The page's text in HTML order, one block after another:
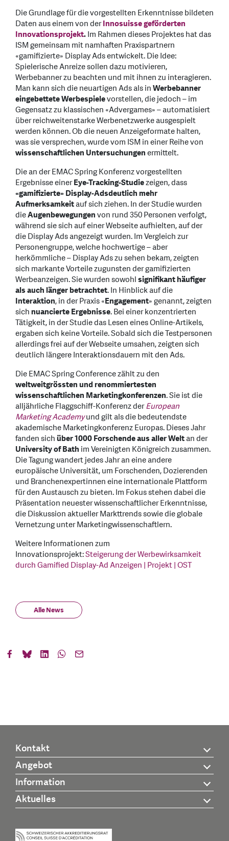
Die Grundlage für die vorgestellten Erkenntnisse bildeten
Daten aus einem von derInnosuisse geförderten
Innovationsprojekt.Im Rahmen dieses Projektes hat das
ISM gemeinsam mit namhaften Praxispartnern
«gamifizierte» Display Ads entwickelt. Die Idee:
Spielerische Anreize sollen dazu motivieren,
Werbebanner zu beachten und mit ihnen zu interagieren.
Man kann sich die neuartigen Ads als inWerbebanner
eingebettete Werbespielevorstellen, die jedoch – im
Gegensatz zu klassischen «Advergames» – automatisiert
über reichweitenstarke Werbenetzwerke ausgespielt
werden können. Ob die neuen Anzeigeformate halten,
was sie versprechen, wurde vom ISM in einer Reihe von
wissenschaftlichen Untersuchungenermittelt.
Die an der EMAC Spring Konferenz vorgestellten
Ergebnisse einerEye-Tracking-Studiezeigen, dass
«gamifizierte» Display-Adsdeutlich mehr
Aufmerksamkeitauf sich ziehen. In der Studie wurden
dieAugenbewegungenvon rund 350 Personen verfolgt,
während sie sich auf einer Webseite aufhielten, auf der
die Display Ads angezeigt wurden. Im Vergleich zur
Personengruppe, welche hochwertige – aber
herkömmliche – Display Ads zu sehen bekam, zeigten
sich markante Vorteile zugunsten der gamifizierten
Werbeanzeigen. Sie wurden sowohlsignifikant häufiger
als auch länger betrachtet. In Hinblick auf die
Interaktion, in der Praxis «Engagement» genannt, zeigten
sichnuancierte Ergebnisse. Bei einer konzentrierten
Tätigkeit, in der Studie das Lesen eines Online-Artikels,
ergaben sich keine Vorteile. Sobald sich die Testpersonen
allerdings frei auf der Webseite umsahen, zeigten sich
deutlich längere Interaktionsdauern mit den Ads.
Die EMAC Spring Conference zählt zu den
weltweitgrössten und renommiertesten
wissenschaftlichen Marketingkonferenzen. Sie ist die
alljährliche Flaggschiff-Konferenz derEuropean
Marketing Academyund gilt als die bedeutendste
akademische Marketingkonferenz Europas. Dieses Jahr
fanden sichüber 1000 Forschende aus aller Weltan der
University of Bath im Vereinigten Königreich zusammen.
Die Tagung wandert jedes Jahr an eine andere
europäische Universität, um Forschenden, Dozierenden
und Branchenexpertinnen eine internationale Plattform
für den Austausch zu bieten. Im Fokus stehen dabei die
Präsentation neuester wissenschaftlicher Erkenntnisse,
die Diskussion aktueller Markttrends sowie die globale
Vernetzung unter Marketingwissenschaftlern.
Weitere Informationen zum
Innovationsprojekt:Steigerung der Werbewirksamkeit
durch Gamified Display-Ad Anzeigen | Projekt | OST
Alle News
Kontakt
Angebot
Information
Aktuelles